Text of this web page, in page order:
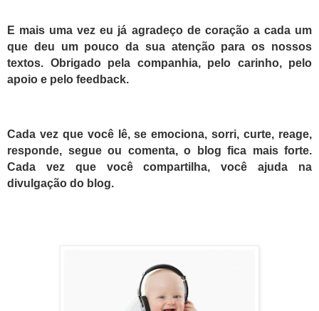
E mais uma vez eu já agradeço de coração a cada um
que deu um pouco da sua atenção para os nossos
textos. Obrigado pela companhia, pelo carinho, pelo
apoio e pelo feedback.
Cada vez que você lê, se emociona, sorri, curte, reage,
responde, segue ou comenta, o blog fica mais forte.
Cada vez que você compartilha, você ajuda na
divulgação do blog.